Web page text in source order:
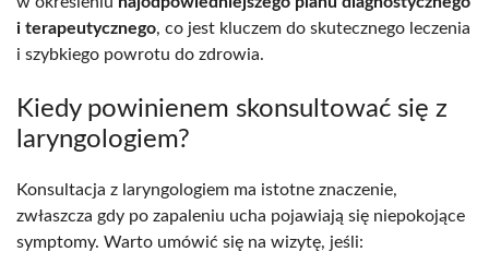
i terapeutycznego, co jest kluczem do skutecznego leczenia
i szybkiego powrotu do zdrowia.
Kiedy powinienem skonsultować się z
laryngologiem?
Konsultacja z laryngologiem ma istotne znaczenie,
zwłaszcza gdy po zapaleniu ucha pojawiają się niepokojące
symptomy. Warto umówić się na wizytę, jeśli: